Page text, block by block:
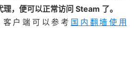
，便可以正常访问 Steam 了。
户端可以参考 国内翻墙使用